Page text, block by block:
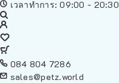
เวลาทำการ: 09:00 - 20:30
084 804 7286
sales@petz.world